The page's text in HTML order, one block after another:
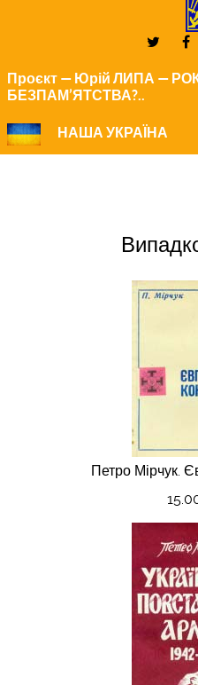
Проєкт — Юрій ЛИПА —
БЕЗПАМ’ЯТСТВА?..
НАША УКРАЇНА
Петро Мірчук.